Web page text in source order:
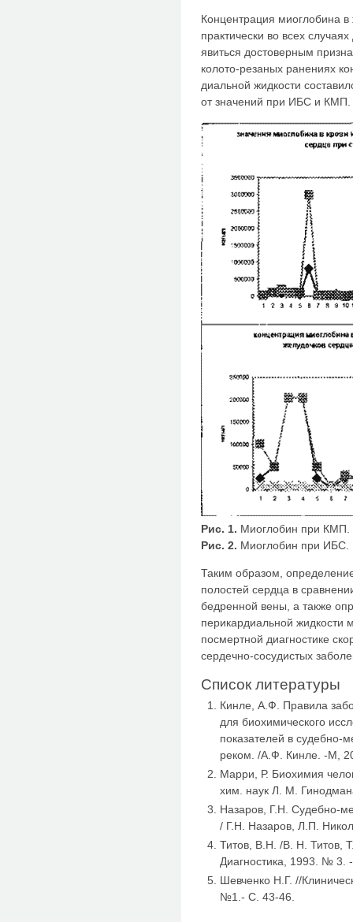
Концентрация миоглобина в
практически во всех
явиться достоверным
колото-резаных ранениях
диальной жидкости
от значений при ИБС и КМП.
Рис. 1. Миоглобин при КМП.
Рис. 2. Миоглобин при ИБС.
Таким образом,
полостей сердца в
бедренной вены, а также
перикардиальной жидкости
посмертной диагностике
сердечно-сосудистых
Список литературы
Кинле, А.Ф. Правила
для биохимического
показателей в судебно-
реком. /А.Ф. Кинле. -М,
Марри, Р. Биохимия
хим. наук Л. М.
Назаров, Г.Н. Судебно-
/ Г.Н. Назаров, Л.П.
Титов, В.Н. /В. Н. Титов,
Диагностика, 1993. № 3.
Шевченко Н.Г. //
№1.- С. 43-46.